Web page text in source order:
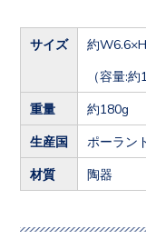
サイズ 約
（容量:約
重量 約180g
生産国 ポーラン
材質 陶器